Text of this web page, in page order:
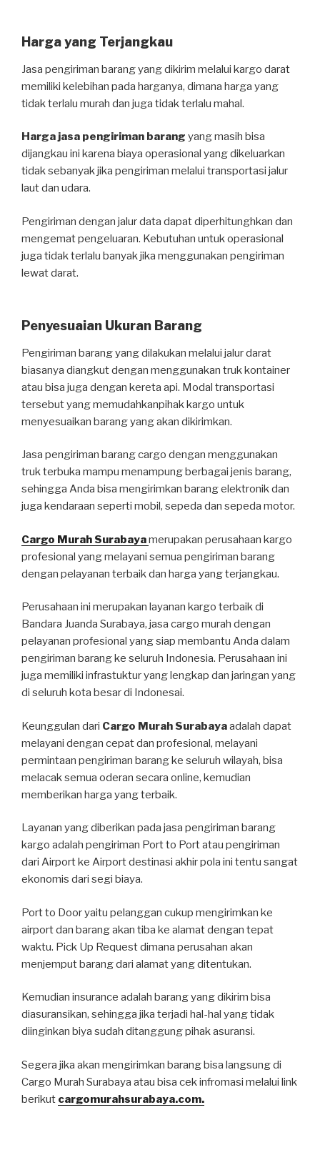
Harga yang Terjangkau
Jasa pengiriman barang yang dikirim melalui kargo darat
memiliki kelebihan pada harganya, dimana harga yang
tidak terlalu murah dan juga tidak terlalu mahal.
Harga jasa pengiriman barang yang masih bisa
dijangkau ini karena biaya operasional yang dikeluarkan
tidak sebanyak jika pengiriman melalui transportasi jalur
laut dan udara.
Pengiriman dengan jalur data dapat diperhitunghkan dan
mengemat pengeluaran. Kebutuhan untuk operasional
juga tidak terlalu banyak jika menggunakan pengiriman
lewat darat.
Penyesuaian Ukuran Barang
Pengiriman barang yang dilakukan melalui jalur darat
biasanya diangkut dengan menggunakan truk kontainer
atau bisa juga dengan kereta api. Modal transportasi
tersebut yang memudahkanpihak kargo untuk
menyesuaikan barang yang akan dikirimkan.
Jasa pengiriman barang cargo dengan menggunakan
truk terbuka mampu menampung berbagai jenis barang,
sehingga Anda bisa mengirimkan barang elektronik dan
juga kendaraan seperti mobil, sepeda dan sepeda motor.
Cargo Murah Surabayamerupakan perusahaan kargo
profesional yang melayani semua pengiriman barang
dengan pelayanan terbaik dan harga yang terjangkau.
Perusahaan ini merupakan layanan kargo terbaik di
Bandara Juanda Surabaya, jasa cargo murah dengan
pelayanan profesional yang siap membantu Anda dalam
pengiriman barang ke seluruh Indonesia. Perusahaan ini
juga memiliki infrastuktur yang lengkap dan jaringan yang
di seluruh kota besar di Indonesai.
Keunggulan dari Cargo Murah Surabayaadalah dapat
melayani dengan cepat dan profesional, melayani
permintaan pengiriman barang ke seluruh wilayah, bisa
melacak semua oderan secara online, kemudian
memberikan harga yang terbaik.
Layanan yang diberikan pada jasa pengiriman barang
kargo adalah pengiriman Port to Port atau pengiriman
dari Airport ke Airport destinasi akhir pola ini tentu sangat
ekonomis dari segi biaya.
Port to Door yaitu pelanggan cukup mengirimkan ke
airport dan barang akan tiba ke alamat dengan tepat
waktu. Pick Up Request dimana perusahan akan
menjemput barang dari alamat yang ditentukan.
Kemudian insurance adalah barang yang dikirim bisa
diasuransikan, sehingga jika terjadi hal-hal yang tidak
diinginkan biya sudah ditanggung pihak asuransi.
Segera jika akan mengirimkan barang bisa langsung di
Cargo Murah Surabaya atau bisa cek infromasi melalui link
berikut cargomurahsurabaya.com.